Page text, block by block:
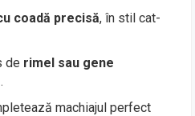
coadă precisă, în stil cat-
de rimel sau gene
machiajul perfect